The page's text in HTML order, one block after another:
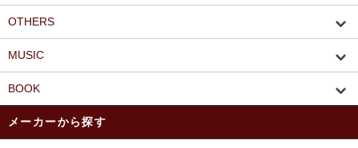
OTHERS
MUSIC
BOOK
メーカーから探す